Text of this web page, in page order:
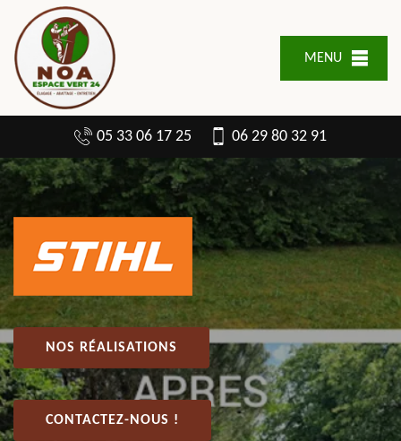
MENU
05 33 06 17 25 06 29 80 32 91
NOS RÉALISATIONS
CONTACTEZ-NOUS !